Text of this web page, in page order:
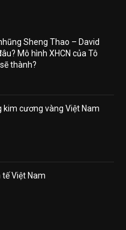
Sheng Thao – David
Mô hình XHCN của Tô
thành?
kim cương vàng Việt Nam
tế Việt Nam